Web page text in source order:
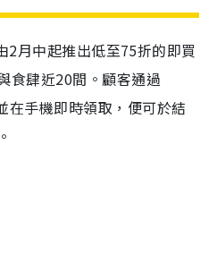
2月中起推出低至75折的即買
食肆近20間。顧客通過
在手機即時領取，便可於結